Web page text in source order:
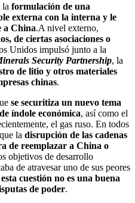
la formulación de una
externa con la interna y le
a China.A nivel externo,
de ciertas asociaciones o
Unidos impulsó junto a la
Security Partnership, la
de litio y otros materiales
chinas.
se securitiza un nuevo tema
índole económica, así como el
el gas ruso. En todos
la disrupción de las cadenas
de reemplazar a China o
objetivos de desarrollo
de atravesar uno de sus peores
cuestión no es una buena
de poder.